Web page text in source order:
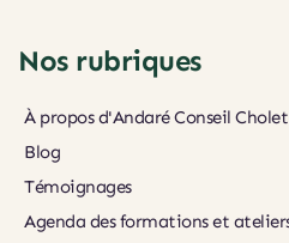
Nos rubriques
À propos d'Andaré Conseil Cholet
Blog
Témoignages
Agenda des formations et